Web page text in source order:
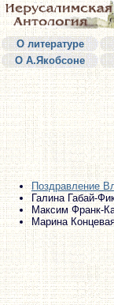
О литературе
О А.Якобсоне
Поздравление
Галина Габай-
Максим Франк-
Марина